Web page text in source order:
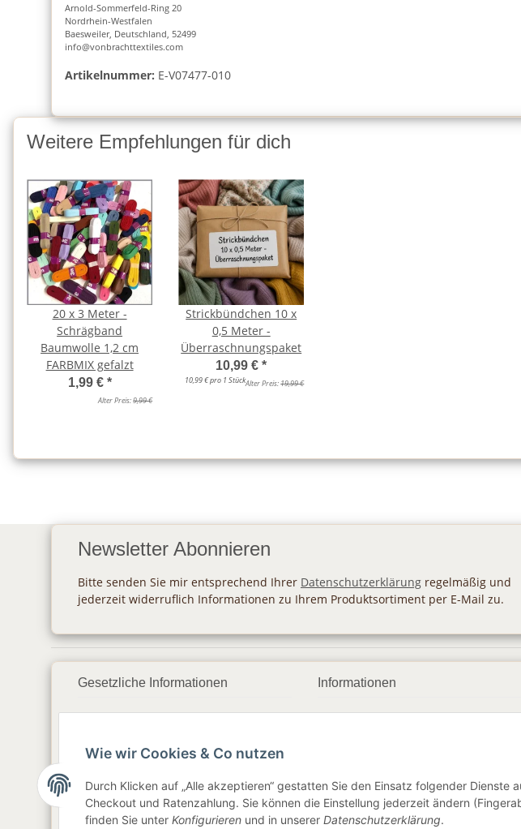
Arnold-Sommerfeld-Ring 20
Nordrhein-Westfalen
Baesweiler, Deutschland, 52499
info@vonbrachttextiles.com
Artikelnummer: E-V07477-010
Weitere Empfehlungen für dich
20 x 3 Meter -
Schrägband
Baumwolle 1,2 cm
FARBMIX gefalzt
1,99 € *
Alter Preis:9,99 €
Strickbündchen 10 x
0,5 Meter -
Überraschnungspaket
10,99 €*
10,99 € pro 1 StückAlter Preis:19,99 €
Newsletter Abonnieren
Bitte senden Sie mir entsprechend Ihrer Datenschutzerklärung regelmäßig und
jederzeit widerruflich Informationen zu Ihrem Produktsortiment per E-Mail zu.
Gesetzliche Informationen
AGB
Sitemap
Impressum
Informationen
Newsletter
Wie wir Cookies & Co nutzen
Durch Klicken auf „Alle akzeptieren“ gestatten Sie den Einsatz folgender Dienste
Checkout und Ratenzahlung. Sie können die Einstellung jederzeit ändern
finden Sie unter Konfigurieren und in unserer Datenschutzerklärung.